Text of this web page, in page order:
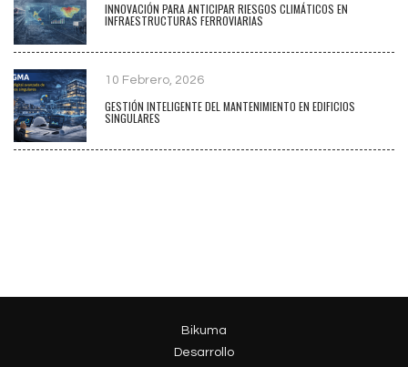
INNOVACIÓN PARA ANTICIPAR RIESGOS CLIMÁTICOS EN
INFRAESTRUCTURAS FERROVIARIAS
10 Febrero, 2026
GESTIÓN INTELIGENTE DEL MANTENIMIENTO EN EDIFICIOS
SINGULARES
Bikuma
Desarrollo